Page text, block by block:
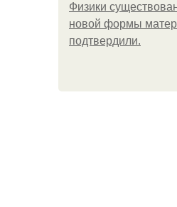
Физики
новой формы
подтвердили.